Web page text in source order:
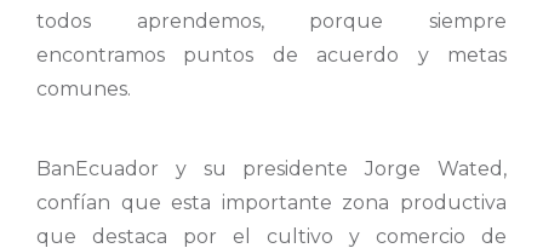
todos aprendemos, porque siempre
encontramos puntos de acuerdo y metas
comunes.
BanEcuador y su presidente Jorge Wated,
confían que esta importante zona productiva
que destaca por el cultivo y comercio de